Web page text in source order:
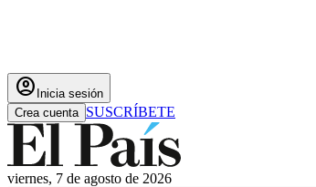
account_circle Inicia sesión
Crea cuenta SUSCRÍBETE
viernes, 7 de agosto de 2026